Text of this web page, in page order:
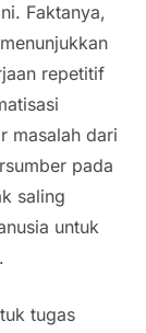
Faktanya,
menunjukkan
repetitif
masalah dari
pada
saling
untuk
tugas